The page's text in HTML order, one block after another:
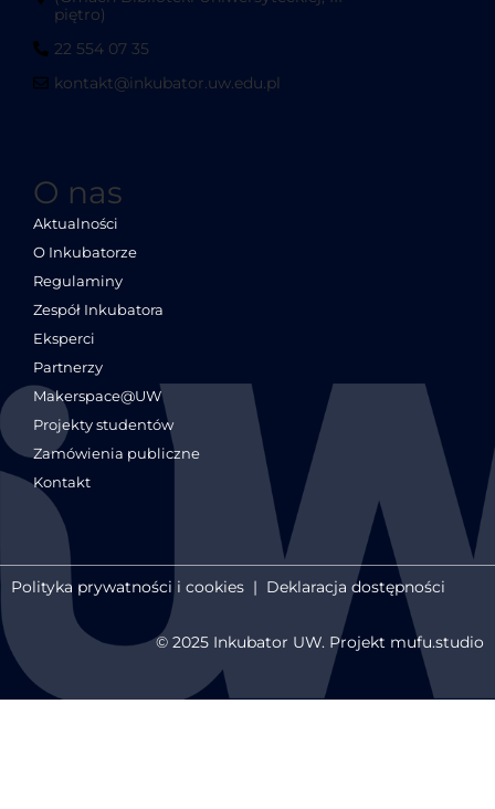
piętro)
22 554 07 35
kontakt@inkubator.uw.edu.pl
O nas
Aktualności
O Inkubatorze
Regulaminy
Zespół Inkubatora
Eksperci
Partnerzy
Makerspace@UW
Projekty studentów
Zamówienia publiczne
Kontakt
Polityka prywatności i cookies | Deklaracja dostępności
© 2025 Inkubator UW. Projekt mufu.studio